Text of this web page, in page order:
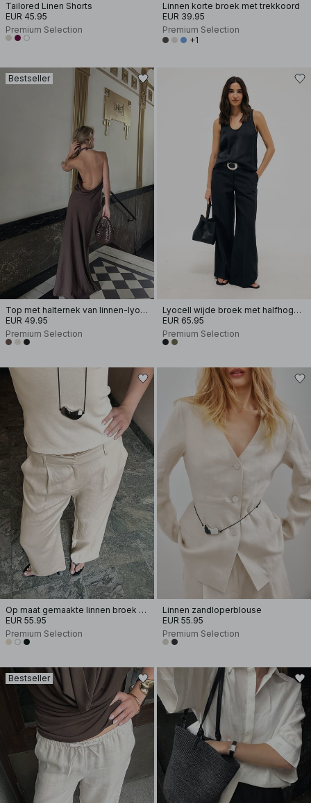
Tailored Linen Shorts
EUR 45.95
Premium Selection
Linnen korte broek met trekkoord
EUR 39.95
Premium Selection
+1
Bestseller
Top met halternek van linnen-lyocellmix
EUR 49.95
Premium Selection
Lyocell wijde broek met halfhoge taille
EUR 65.95
Premium Selection
Op maat gemaakte linnen broek met wijde pijpen
EUR 55.95
Premium Selection
Linnen zandloperblouse
EUR 55.95
Premium Selection
Bestseller